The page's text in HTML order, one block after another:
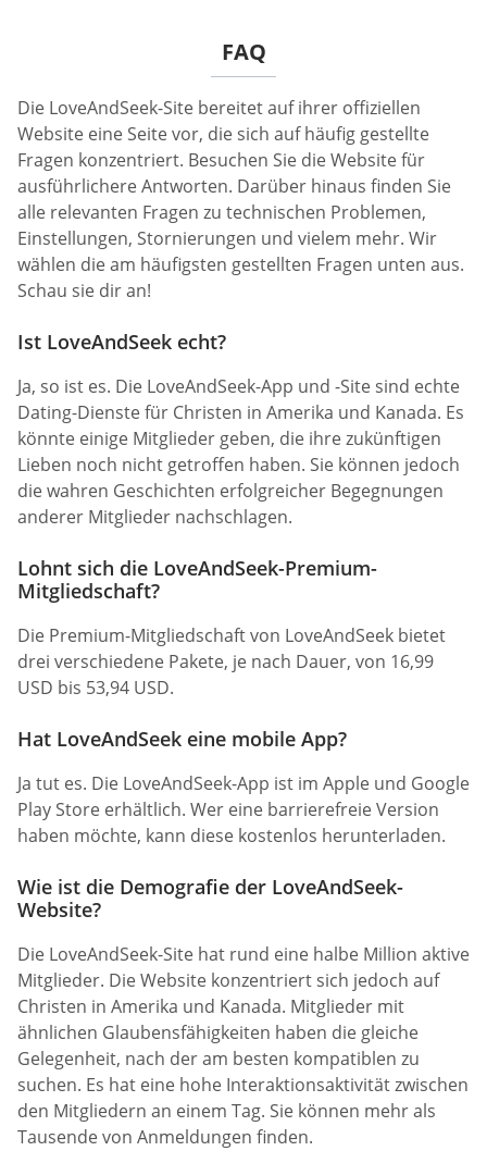
FAQ
Die LoveAndSeek-Site bereitet auf ihrer offiziellen
Website eine Seite vor, die sich auf häufig gestellte
Fragen konzentriert. Besuchen Sie die Website für
ausführlichere Antworten. Darüber hinaus finden Sie
alle relevanten Fragen zu technischen Problemen,
Einstellungen, Stornierungen und vielem mehr. Wir
wählen die am häufigsten gestellten Fragen unten aus.
Schau sie dir an!
Ist LoveAndSeek echt?
Ja, so ist es. Die LoveAndSeek-App und -Site sind echte
Dating-Dienste für Christen in Amerika und Kanada. Es
könnte einige Mitglieder geben, die ihre zukünftigen
Lieben noch nicht getroffen haben. Sie können jedoch
die wahren Geschichten erfolgreicher Begegnungen
anderer Mitglieder nachschlagen.
Lohnt sich die LoveAndSeek-Premium-
Mitgliedschaft?
Die Premium-Mitgliedschaft von LoveAndSeek bietet
drei verschiedene Pakete, je nach Dauer, von 16,99
USD bis 53,94 USD.
Hat LoveAndSeek eine mobile App?
Ja tut es. Die LoveAndSeek-App ist im Apple und Google
Play Store erhältlich. Wer eine barrierefreie Version
haben möchte, kann diese kostenlos herunterladen.
Wie ist die Demografie der LoveAndSeek-
Website?
Die LoveAndSeek-Site hat rund eine halbe Million aktive
Mitglieder. Die Website konzentriert sich jedoch auf
Christen in Amerika und Kanada. Mitglieder mit
ähnlichen Glaubensfähigkeiten haben die gleiche
Gelegenheit, nach der am besten kompatiblen zu
suchen. Es hat eine hohe Interaktionsaktivität zwischen
den Mitgliedern an einem Tag. Sie können mehr als
Tausende von Anmeldungen finden.